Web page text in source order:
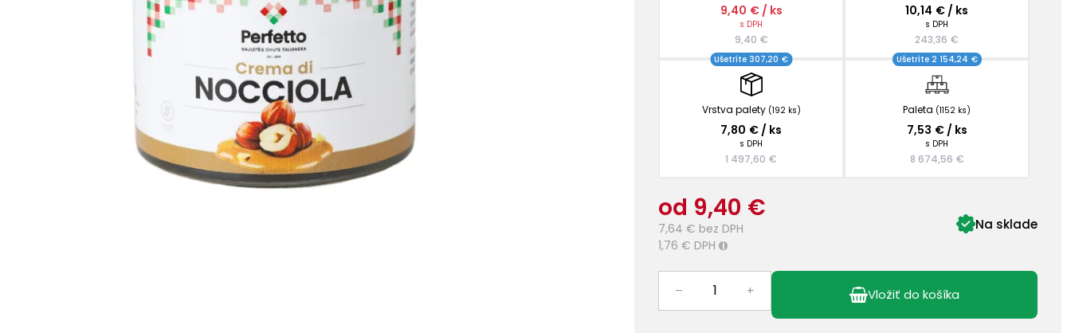
9,40 € / ks
s DPH
9,40 €
10,14 € / ks
s DPH
243,36 €
Vrstva palety (192 ks)
Ušetríte 307,20 €
7,80 € / ks
s DPH
1 497,60 €
Paleta (1152 ks)
Ušetríte 2 154,24 €
7,53 € / ks
s DPH
8 674,56 €
od 9,40 €
7,64 € bez DPH
1,76 € DPH i
Na sklade
– + Vložiť do košíka